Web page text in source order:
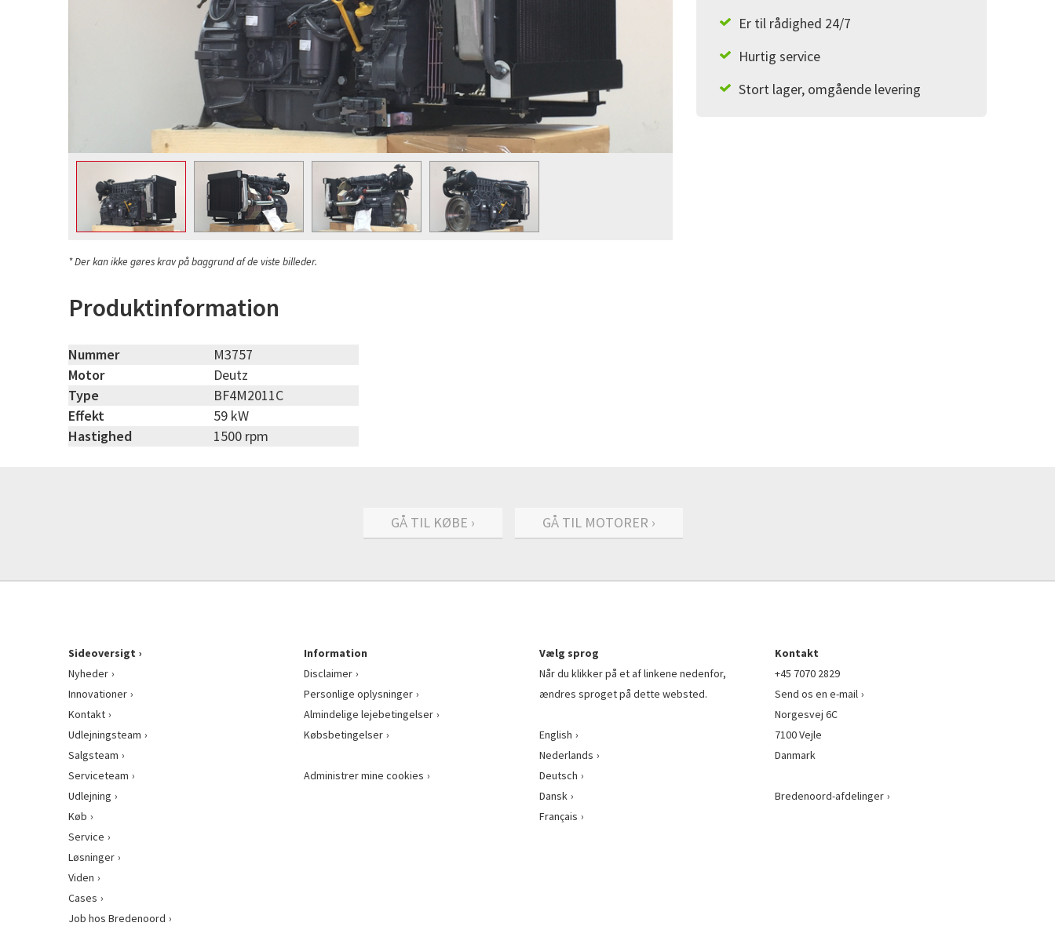
* Der kan ikke gøres krav på baggrund af de viste billeder.
Er til rådighed 24/7
Hurtig service
Stort lager, omgående levering
Produktinformation
Nummer
M3757
Motor
Deutz
Type
BF4M2011C
Effekt
59 kW
Hastighed
1500 rpm
GÅ TIL KØBE › GÅ TIL MOTORER ›
Sideoversigt
Nyheder
Innovationer
Kontakt
Udlejningsteam
Salgsteam
Serviceteam
Udlejning
Køb
Service
Løsninger
Viden
Cases
Job hos Bredenoord
Information
Disclaimer
Personlige oplysninger
Almindelige lejebetingelser
Købsbetingelser
Administrer mine cookies
Vælg sprog
Når du klikker på et af linkene nedenfor,
ændres sproget på dette websted.
English
Nederlands
Deutsch
Dansk
Français
Kontakt
+45 7070 2829
Send os en e-mail
Norgesvej 6C
7100 Vejle
Danmark
Bredenoord-afdelinger